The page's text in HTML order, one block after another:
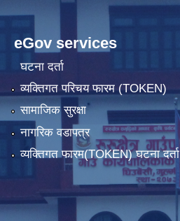
eGov services
घटना दर्ता
व्यक्तिगत परिचय फारम (TOKEN)
सामाजिक सुरक्षा
नागरिक वडापत्र
व्यक्तिगत फारम(TOKEN) घटना दर्ता